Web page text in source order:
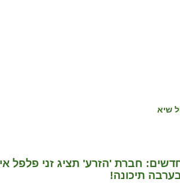
שיא
חברת 'הזרע' תציג זני פלפל
תיכונה!